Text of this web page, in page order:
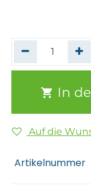
In
Auf die
Artikelnummer